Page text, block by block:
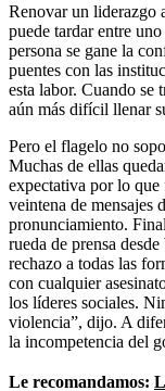
Renovar un liderazgo
puede tardar entre
persona se gane la
puentes con las
esta labor. Cuando se
aún más difícil llenar
Pero el flagelo no
Muchas de ellas
expectativa por lo que
veintena de mensajes
pronunciamiento.
rueda de prensa
rechazo a todas las
con cualquier
los líderes sociales.
violencia”, dijo. A
la incompetencia del
Le recomandamos: